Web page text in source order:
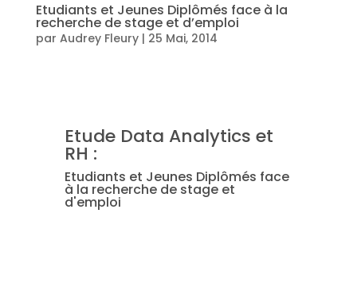
Etudiants et Jeunes Diplômés face à la
recherche de stage et d’emploi
par Audrey Fleury| 25 Mai, 2014
Etude Data Analytics et
RH :
Etudiants et Jeunes Diplômés face
à la recherche de stage et
d'emploi